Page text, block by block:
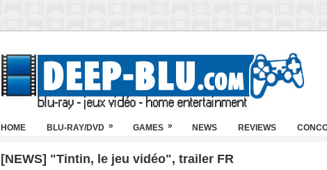
HOME BLU-RAY/DVD » GAMES » NEWS REVIEWS
[NEWS] "Tintin, le jeu vidéo", trailer FR